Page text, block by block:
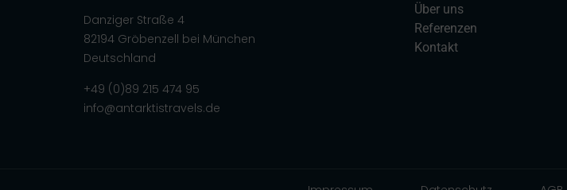
Danziger Straße 4
82194 Gröbenzell bei München
Deutschland
+49 (0)89 215 474 95
info@antarktistravels.de
Über uns
Referenzen
Kontakt